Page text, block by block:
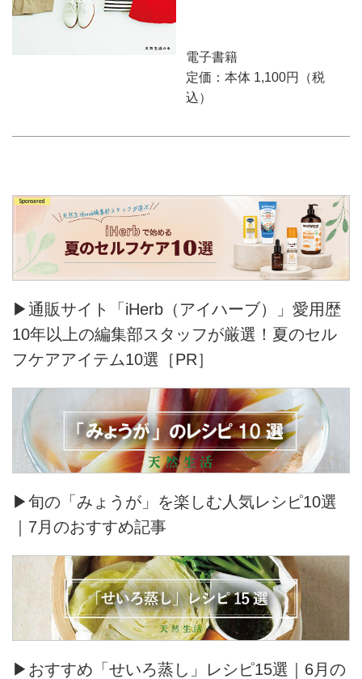
電子書籍
定価：本体 1,100円（税
込）
▶通販サイト「iHerb（アイハーブ）」愛用歴
10年以上の編集部スタッフが厳選！夏のセル
フケアアイテム10選［PR］
▶旬の「みょうが」を楽しむ人気レシピ10選
｜7月のおすすめ記事
▶おすすめ「せいろ蒸し」レシピ15選｜6月の